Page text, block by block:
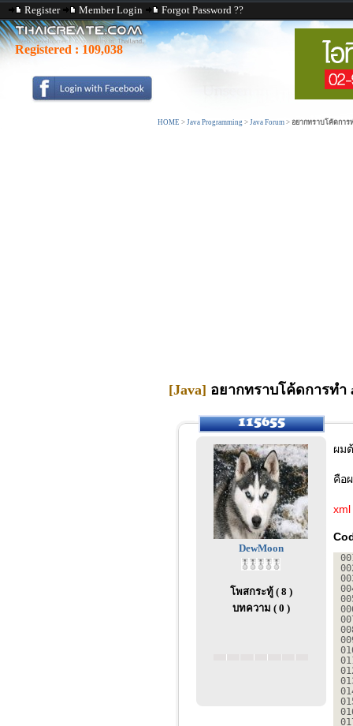
Register Member Login Forgot Password ??
Registered : 109,038
HOME > Java Programming > Java Forum > อยากทราบโค้ดการ
[Java] อยากทราบโค้ดการทำ
DewMoon
โพสกระทู้ ( 8 )
บทความ ( 0 )
ผม
คือ